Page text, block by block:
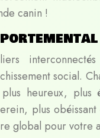
canin !
social.
heureux,
plus
global pour votre